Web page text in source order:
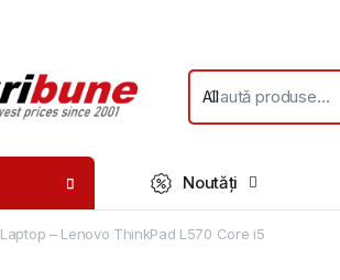
Noutăți
Laptop – Lenovo ThinkPad L570 Core i5